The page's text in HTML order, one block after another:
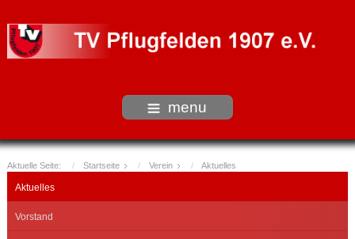
menu
Aktuelle Seite: Startseite Verein Aktuelles
Aktuelles
Vorstand